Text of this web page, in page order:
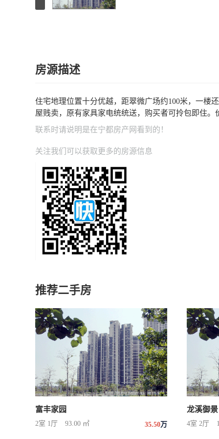
房源描述
住宅地理位置十分优越，距翠微广场约100米，一楼
屋贱卖，原有家具家电统统送，购买者可拎包即住。
联系时请说明是在宁都房产网 看到的！
关注我们可以获取更多的房源信息
推荐二手房
富丰家园
2室 1厅 93.00 ㎡ 35.50万
龙溪御景
4室 2厅